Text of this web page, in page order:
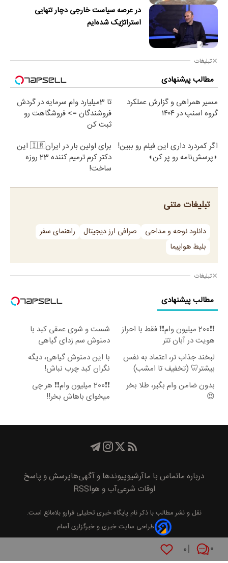
۰ ۰
در عرصه سیاست خارجی دچار تنهایی
استراتژیک شده‌ایم
تبلیغات
مطالب پیشنهادی
مسیر همراهی و گزارش عملکرد
گروه اسنپ در ۱۴۰۴
تا 3میلیارد وام سرمایه در گردش
فروشندگان => فروشگاهت رو
ثبت کن
اگر کمردرد داری این فیلم رو ببین!
◗پرسش‌نامه رو پر کن◖
برای اولین بار در ایران🇮🇷 این
دکتر کرم ترمیم کننده 23 روزه
ساخت!
تبلیغات متنی
دانلود نوحه و مداحی صرافی ارز دیجیتال
راهنمای سفر
بلیط هواپیما
تبلیغات
مطالب پیشنهادی
❗❗200 میلیون وام❗❗ فقط با احراز
هویت در آبان تتر
شست و شوی عمقی کبد با
دمنوش سم زدای گیاهی
لبخند جذاب تر، اعتماد به نفس
بیشتر🦷 (تخفیف تا امشب)
با این دمنوش گیاهی، دیگه
نگران کبد چرب نباش!
بدون ضامن وام بگیر، طلا بخر
😍
❗❗200 میلیون وام❗❗ هر چی
میخوای باهاش بخر!!
درباره ماتماس با ماآرشیوپیوند‌ها و آگهی‌هاپرسش و پاسخ
اوقات شرعیآب و هواRSS
نقل و نشر مطالب با ذکر نام پايگاه خبری تحليلی فرارو بلامانع است.
طراحی سایت خبری و خبرگزاری آسام